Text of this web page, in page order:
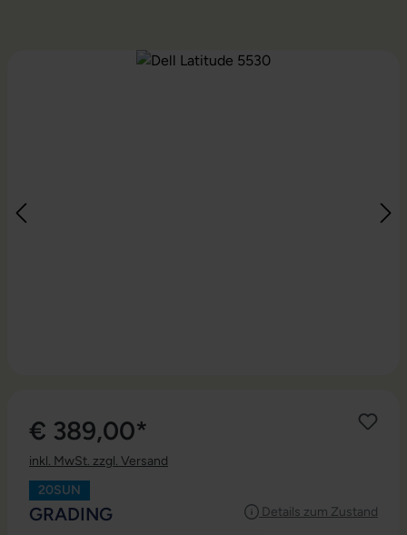
Bildergalerie überspringen
€ 389,00*
inkl. MwSt. zzgl. Versand
20SUN
Details zum Zustand
GRADING